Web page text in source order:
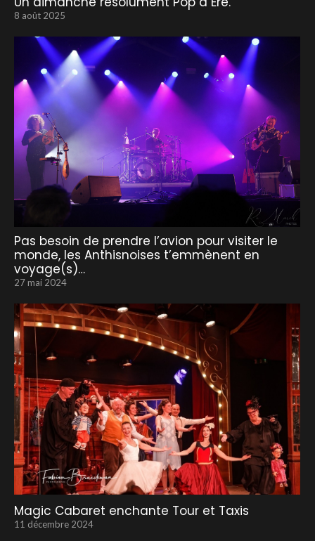
8 août 2025
Pas besoin de prendre l’avion pour visiter le
monde, les Anthisnoises t’emmènent en
voyage(s)…
27 mai 2024
Magic Cabaret enchante Tour et Taxis
11 décembre 2024